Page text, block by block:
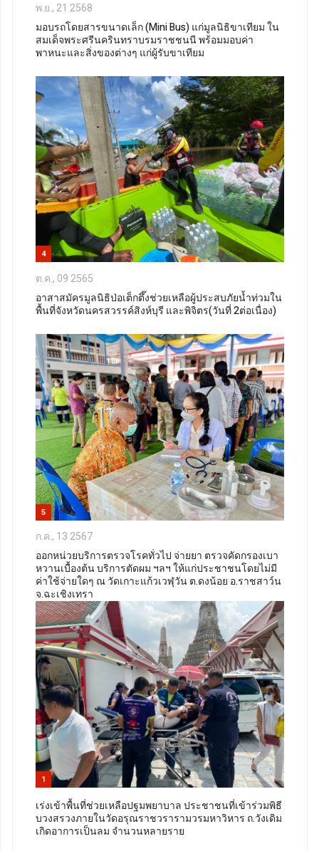
พ.ย., 21 2568
มอบรถโดยสารขนาดเล็ก (Mini Bus) แก่มูลนิธิขาเทียม ใน
สมเด็จพระศรีนครินทราบรมราชชนนี พร้อมมอบค่า
พาหนะและสิ่งของต่างๆ แก่ผู้รับขาเทียม
4
ต.ค., 09 2565
อาสาสมัครมูลนิธิป่อเต็กตึ๊งช่วยเหลือผู้ประสบภัยน้ำท่วมใน
พื้นที่จังหวัดนครสวรรค์สิงห์บุรี และพิจิตร(วันที่ 2ต่อเนื่อง)
5
ก.ค., 13 2567
ออกหน่วยบริการตรวจโรคทั่วไป จ่ายยา ตรวจคัดกรองเบา
หวานเบื้องต้น บริการตัดผม ฯลฯ ให้แก่ประชาชนโดยไม่มี
ค่าใช้จ่ายใดๆ ณ วัดเกาะแก้วเวฬุวัน ต.ดงน้อย อ.ราชสาว์น
จ.ฉะเชิงเทรา
1
เร่งเข้าพื้นที่ช่วยเหลือปฐมพยาบาล ประชาชนที่เข้าร่วมพิธี
บวงสรวงภายในวัดอรุณราชวรารามวรมหาวิหาร ถ.วังเดิม
เกิดอาการเป็นลม จำนวนหลายราย